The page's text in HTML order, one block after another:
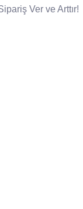
Ver ve Arttır!